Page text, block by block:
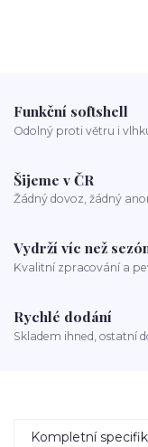
Funkční softshell
Odolný proti větru i
Šijeme v ČR
Žádný dovoz, žádný
Vydrží víc než
Kvalitní zpracování a
Rychlé dodání
Skladem ihned, ostatní
Kompletní